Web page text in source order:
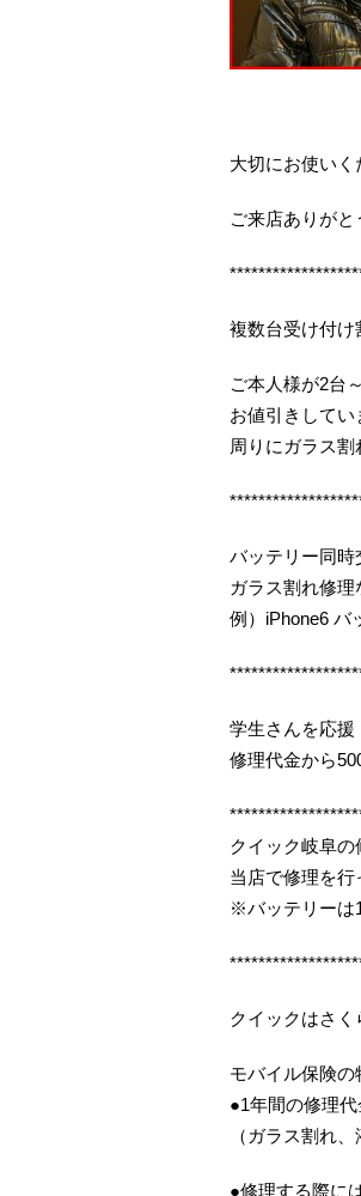
大切にお使いく
ご来店ありが
複数台受け付け
ご本人様が2台
お値引きしてい
周りにガラス
バッテリー同時
ガラス割れ修理
例）iPhone6 バ
学生さんを応援
修理代金から
クイック岐阜の
当店で修理を行
※バッテリーは
クイックはさく
モバイル保険の
●1年間の修理
（ガラス割れ
●修理する際に